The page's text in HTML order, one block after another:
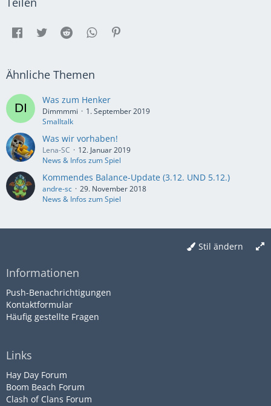
Ähnliche Themen
Was zum Henker
Dimmmmi
1. September 2019
Smalltalk
Was wir vorhaben!
Lena-SC
12. Januar 2019
News & Infos zum Spiel
Kommendes Balance-Update (3.12. UND 5.12.)
andre-sc
29. November 2018
News & Infos zum Spiel
Stil ändern
Informationen
Push-Benachrichtigungen
Kontaktformular
Häufig gestellte Fragen
Links
Hay Day Forum
Boom Beach Forum
Clash of Clans Forum